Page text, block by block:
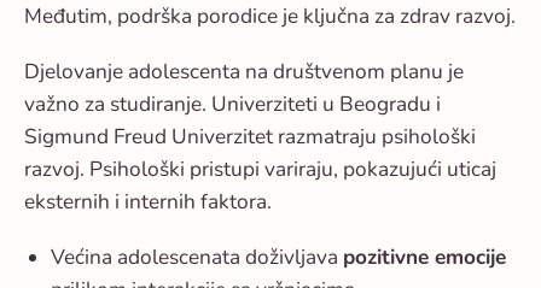
Međutim, podrška porodice je ključna za zdrav razvoj.
Djelovanje adolescenta na društvenom planu je
važno za studiranje. Univerziteti u Beogradu i
Sigmund Freud Univerzitet razmatraju psihološki
razvoj. Psihološki pristupi variraju, pokazujući uticaj
eksternih i internih faktora.
Većina adolescenata doživljava pozitivne emocije